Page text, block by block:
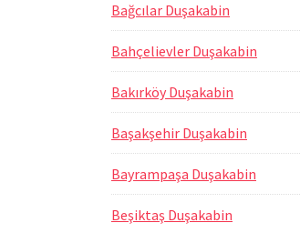
Bağcılar Duşakabin
Bahçelievler Duşakabin
Bakırköy Duşakabin
Başakşehir Duşakabin
Bayrampaşa Duşakabin
Beşiktaş Duşakabin